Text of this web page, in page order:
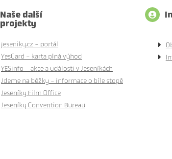
Naše další
projekty
jeseniky.cz - portál
YesCard - karta plná výhod
YESinfo - akce a události v Jeseníkách
Jdeme na běžky - informace o bíle stopě
Jeseníky Film Office
Jeseníky Convention Bureau